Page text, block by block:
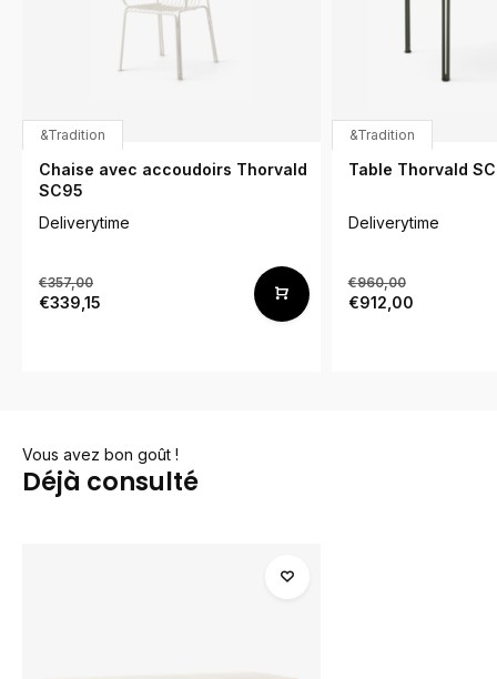
&Tradition
Chaise avec accoudoirs Thorvald
SC95
Deliverytime
€357,00
€339,15
&Tradition
Table Thorvald
Deliverytime
€960,00
€912,00
Vous avez bon goût !
Déjà consulté